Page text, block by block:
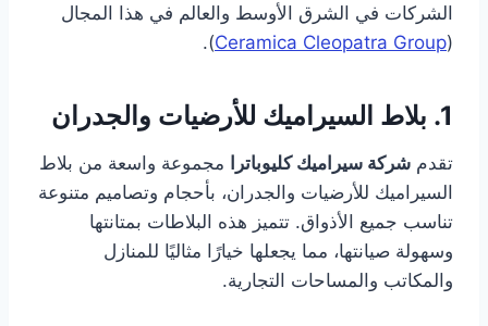
الشركات في الشرق الأوسط والعالم في هذا المجال
(
Ceramica Cleopatra Group
).
1. بلاط السيراميك للأرضيات والجدران
تقدم شركة سيراميك كليوباترا
مجموعة واسعة من بلاط
السيراميك للأرضيات والجدران، بأحجام وتصاميم متنوعة
تناسب جميع الأذواق. تتميز هذه البلاطات بمتانتها
وسهولة صيانتها، مما يجعلها خيارًا مثاليًا للمنازل
والمكاتب والمساحات التجارية.